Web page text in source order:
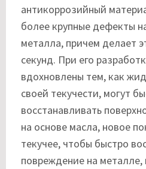
антикоррозийный
более крупные дефекты
металла, причем делает
секунд. При его
вдохновлены тем, как
своей текучести, могут
восстанавливать
на основе масла, новое
текучее, чтобы быстро
повреждение на металле,